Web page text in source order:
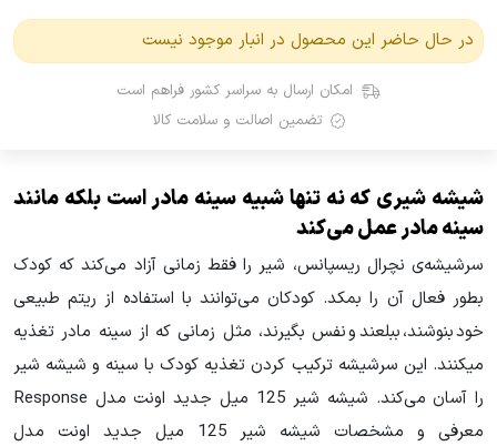
در حال حاضر این محصول در انبار موجود نیست
امکان ارسال به سراسر کشور فراهم است
تضمین اصالت و سلامت کالا
شیشه شیری که نه تنها شبیه سینه مادر است بلکه مانند
سینه مادر عمل می‌کند
سرشیشه‌ی نچرال ریسپانس، شیر را فقط زمانی آزاد می‌کند که کودک
بطور فعال آن را بمکد. کودکان می‌توانند با استفاده از ریتم طبیعی
خود بنوشند، ببلعند و نفس بگیرند، مثل زمانی که از سینه مادر تغذیه
می‎کنند. این سرشیشه ترکیب کردن تغذیه کودک با سینه و شیشه شیر
را آسان می‌کند. شیشه شیر 125 میل جدید اونت مدل Response
معرفی و مشخصات شیشه شیر 125 میل جدید اونت مدل